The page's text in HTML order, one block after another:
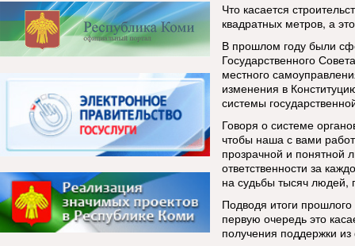
Что касается
квадратных метров, а
В прошлом году были
Государственного
местного
изменения в
системы
Говоря о системе
чтобы наша с вами
прозрачной и
ответственности за
на судьбы тысяч людей,
Подводя итоги
первую очередь это
получения поддержки